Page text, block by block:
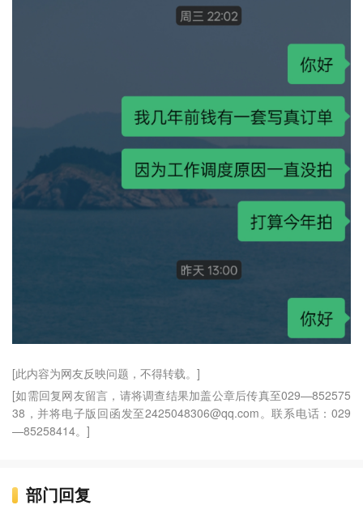
[此内容为网友反映问题，不得转载。]
[如需回复网友留言，请将调查结果加盖公章后传真至029—852575
38，并将电子版回函发至2425048306@qq.com。联系电话：029
—85258414。]
部门回复